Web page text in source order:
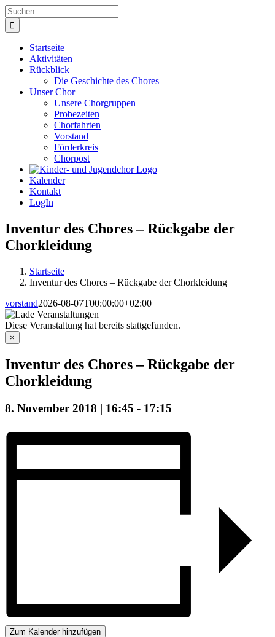
Zum
Inhalt
springen
Suche
nach:
Startseite
Aktivitäten
Rückblick
Die Geschichte des Chores
Unser Chor
Unsere Chorgruppen
Probezeiten
Chorfahrten
Vorstand
Förderkreis
Chorpost
Kalender
Kontakt
LogIn
Inventur des Chores – Rückgabe der
Chorkleidung
Startseite
Inventur des Chores – Rückgabe der Chorkleidung
vorstand2026-08-07T00:00:00+02:00
Diese Veranstaltung hat bereits stattgefunden.
×
Inventur des Chores – Rückgabe der
Chorkleidung
8. November 2018 | 16:45 - 17:15
Zum Kalender hinzufügen